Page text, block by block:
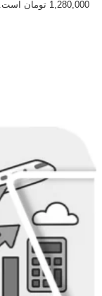
1,280,000 تومان است.